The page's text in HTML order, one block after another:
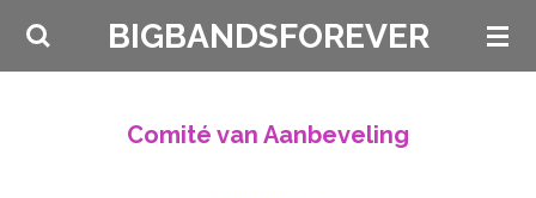
Ga
BIGBANDSFOREVER
Comité van Aanbeveling